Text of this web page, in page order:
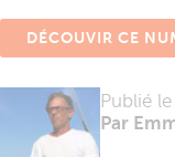
Publié le
Par
DÉCOUVIR CE